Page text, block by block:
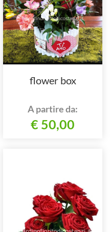
flower box
A partire da:
€ 50,00